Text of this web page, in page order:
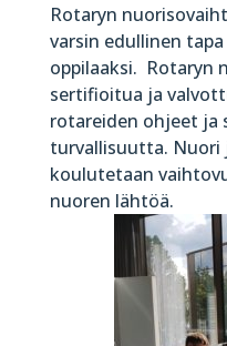
Rotaryn
varsin edullinen tap
oppilaaksi. Rotaryn
sertifioitua ja
rotareiden ohjeet ja
turvallisuutta. Nuori
koulutetaan
nuoren lähtöä.